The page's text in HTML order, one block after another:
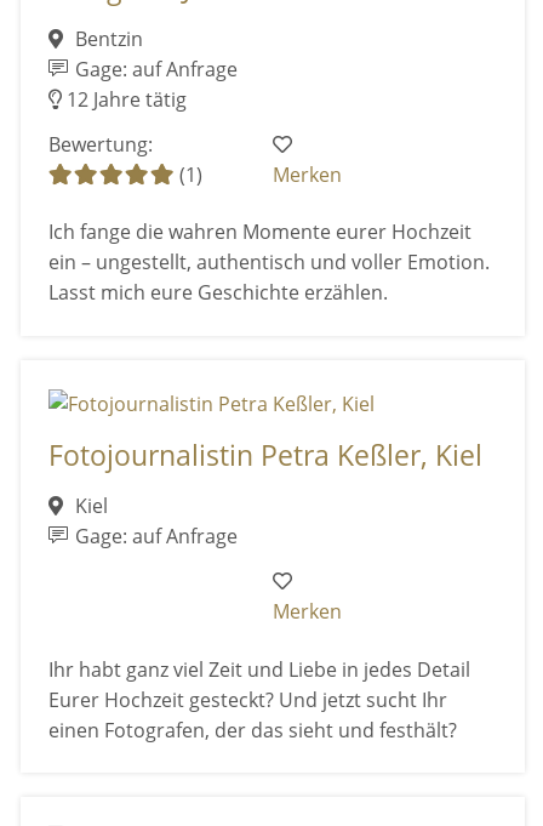
Bentzin
Gage: auf Anfrage
12 Jahre tätig
Bewertung:
(1)
Merken
Ich fange die wahren Momente eurer Hochzeit
ein – ungestellt, authentisch und voller Emotion.
Lasst mich eure Geschichte erzählen.
Fotojournalistin Petra Keßler, Kiel
Kiel
Gage: auf Anfrage
Merken
Ihr habt ganz viel Zeit und Liebe in jedes Detail
Eurer Hochzeit gesteckt? Und jetzt sucht Ihr
einen Fotografen, der das sieht und festhält?